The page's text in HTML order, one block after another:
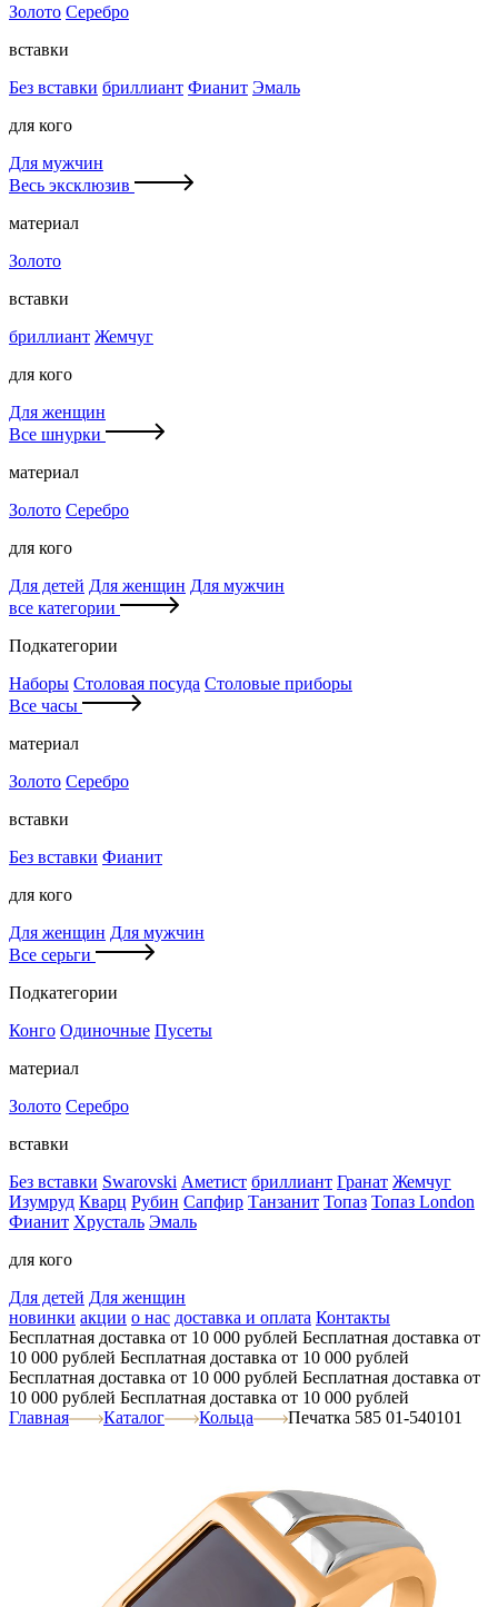
Золото Серебро
вставки
Без вставки бриллиант Фианит Эмаль
для кого
Для мужчин
Весь эксклюзив
материал
Золото
вставки
бриллиант Жемчуг
для кого
Для женщин
Все шнурки
материал
Золото Серебро
для кого
Для детей Для женщин Для мужчин
все категории
Подкатегории
Наборы Столовая посуда Столовые приборы
Все часы
материал
Золото Серебро
вставки
Без вставки Фианит
для кого
Для женщин Для мужчин
Все серьги
Подкатегории
Конго Одиночные Пусеты
материал
Золото Серебро
вставки
Без вставки Swarovski Аметист бриллиант Гранат Жемчуг
Изумруд Кварц Рубин Сапфир Танзанит Топаз Топаз London
Фианит Хрусталь Эмаль
для кого
Для детей Для женщин
новинки акции о нас доставка и оплата Контакты
Бесплатная доставка от 10 000 рублей Бесплатная доставка от
10 000 рублей Бесплатная доставка от 10 000 рублей
Бесплатная доставка от 10 000 рублей Бесплатная доставка от
10 000 рублей Бесплатная доставка от 10 000 рублей
Главная
Каталог Кольца Печатка 585 01-540101